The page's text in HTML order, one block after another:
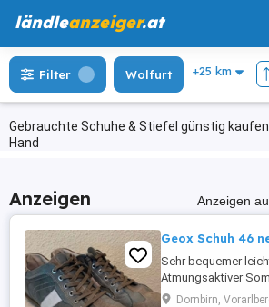
ländleanzeiger.at
Gebrauchte Schuhe & Stiefel günstig
Hand
Filter Wolfurt
Anzeigen Anzeigen
Geox Schuh 46
Sehr bequemer
Atmungsaktiver
guter gebrauchter
Dornbirn,